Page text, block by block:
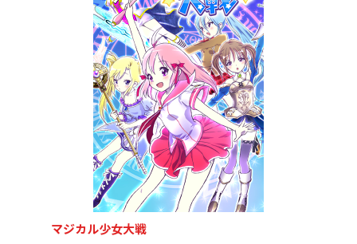
マジカル少女大戦